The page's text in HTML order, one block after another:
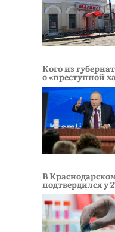
Кого из
о «преступной
В
подтвердился у